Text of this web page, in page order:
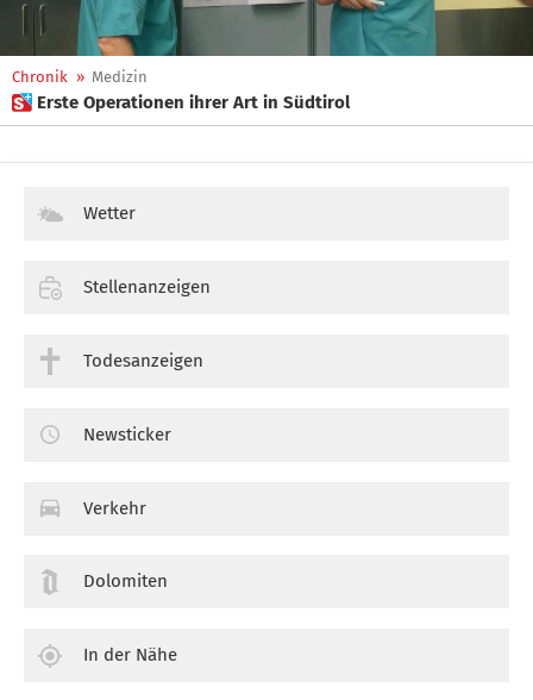
Chronik » Medizin
 Erste Operationen ihrer Art in Südtirol
Wetter
Stellenanzeigen
Todesanzeigen
Newsticker
Verkehr
Dolomiten
In der Nähe